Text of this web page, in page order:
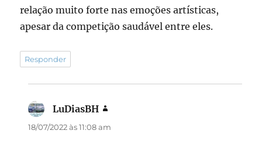
relação muito forte nas emoções artísticas,
apesar da competição saudável entre eles.
Responder
LuDiasBH
18/07/2022 às 11:08 am